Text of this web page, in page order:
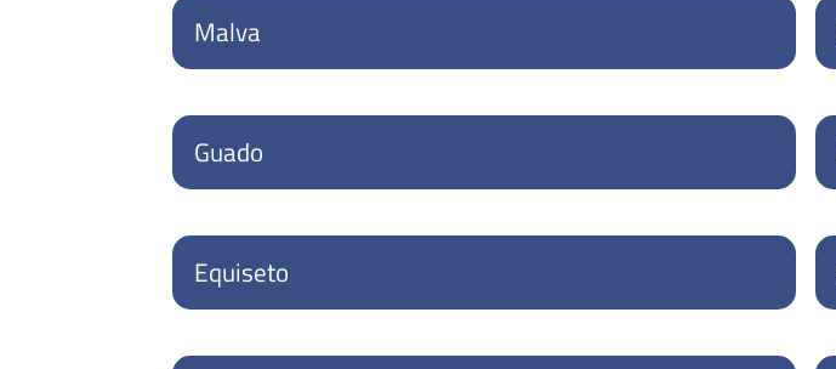
Malva
Guado
Equiseto